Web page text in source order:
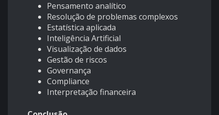
Pensamento analítico
Resolução de problemas complexos
Estatística aplicada
Inteligência Artificial
Visualização de dados
Gestão de riscos
Governança
Compliance
Interpretação financeira